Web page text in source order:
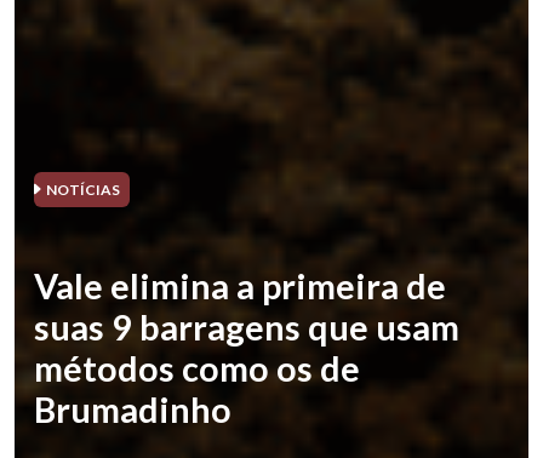
NOTÍCIAS
Vale elimina a primeira de
suas 9 barragens que usam
métodos como os de
Brumadinho